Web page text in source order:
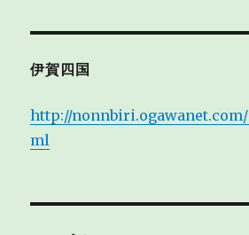
ン
伊賀四国
http://
ml